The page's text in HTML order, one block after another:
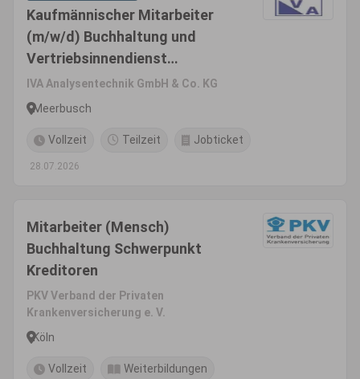
Kaufmännischer Mitarbeiter
(m/w/d) Buchhaltung und
Vertriebsinnendienst
(Kombistelle)
IVA Analysentechnik GmbH & Co. KG
Meerbusch
Vollzeit Teilzeit Jobticket
28.07.2026
Mitarbeiter (Mensch)
Buchhaltung Schwerpunkt
Kreditoren
PKV Verband der Privaten
Krankenversicherung e. V.
Köln
Vollzeit Weiterbildungen